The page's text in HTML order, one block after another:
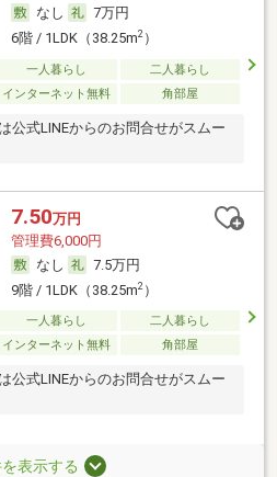
なし
7万円
6階 / 1LDK（38.25m2）
一人暮らし
二人暮らし
インターネット無料 角部屋
公式LINEからのお問合せがスムー
7.50万円
管理費6,000円
なし
7.5万円
9階 / 1LDK（38.25m2）
一人暮らし
二人暮らし
インターネット無料 角部屋
公式LINEからのお問合せがスムー
表示する